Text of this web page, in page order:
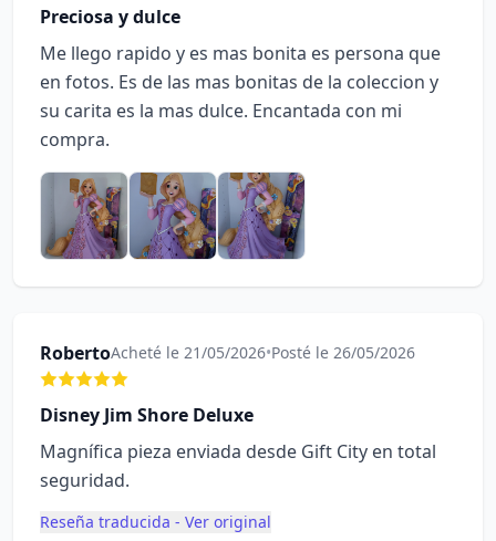
Preciosa y dulce
Me llego rapido y es mas bonita es persona que
en fotos. Es de las mas bonitas de la coleccion y
su carita es la mas dulce. Encantada con mi
compra.
RobertoAcheté le 21/05/2026•Posté le 26/05/2026
Disney Jim Shore Deluxe
Magnífica pieza enviada desde Gift City en total
seguridad.
Reseña traducida - Ver original